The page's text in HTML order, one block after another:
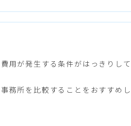
用が発生する条件がはっきりし
務所を比較することをおすすめし